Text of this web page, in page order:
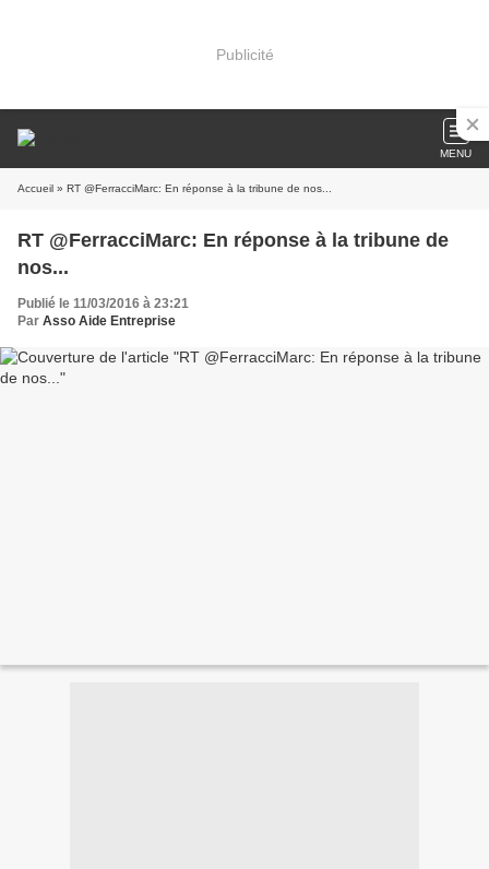
Publicité
MENU
Accueil » RT @FerracciMarc: En réponse à la tribune de nos...
RT @FerracciMarc: En réponse à la tribune de
nos...
Publié le 11/03/2016 à 23:21
Par Asso Aide Entreprise